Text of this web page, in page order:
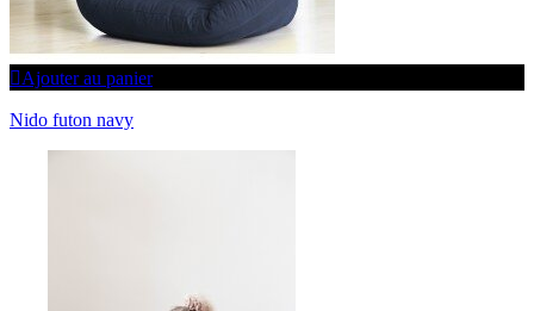
Ajouter au panier
Nido futon navy